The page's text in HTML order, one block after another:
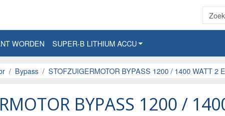
WORDEN SUPER-B LITHIUM ACCU
Bypass STOFZUIGERMOTOR BYPASS 1200 / 1400 WATT 2
BYPASS 1200 /